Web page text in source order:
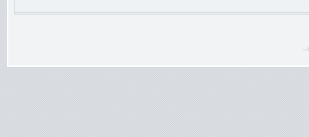
--